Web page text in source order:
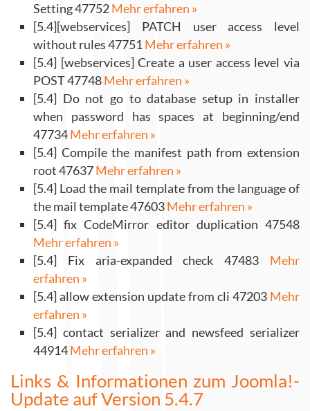
Setting 47752Mehr erfahren »
[5.4][webservices] PATCH user access level
without rules 47751 Mehr erfahren »
[5.4] [webservices] Create a user access level via
POST 47748Mehr erfahren »
[5.4] Do not go to database setup in installer
when password has spaces at beginning/end
47734Mehr erfahren »
[5.4] Compile the manifest path from extension
root 47637Mehr erfahren »
[5.4] Load the mail template from the language of
the mail template 47603Mehr erfahren »
[5.4] fix CodeMirror editor duplication 47548
Mehr erfahren »
[5.4] Fix aria-expanded check 47483 Mehr
erfahren »
[5.4] allow extension update from cli 47203 Mehr
erfahren »
[5.4] contact serializer and newsfeed serializer
44914Mehr erfahren »
Links & Informationen zum Joomla!-
Update auf Version 5.4.7